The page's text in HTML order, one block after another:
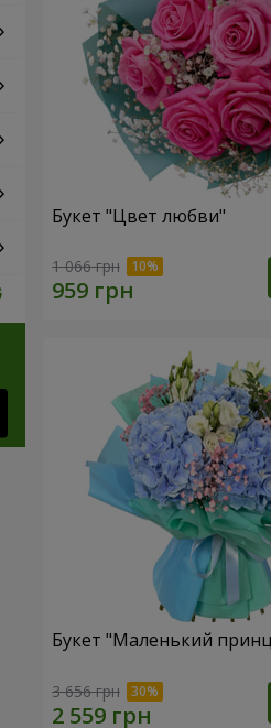
Букет "Цвет любви"
1 066 грн
Букет "Маленький
3 656 грн